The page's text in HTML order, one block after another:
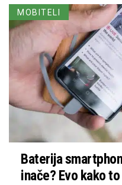
MOBITELI
Baterija
inače? Evo kako